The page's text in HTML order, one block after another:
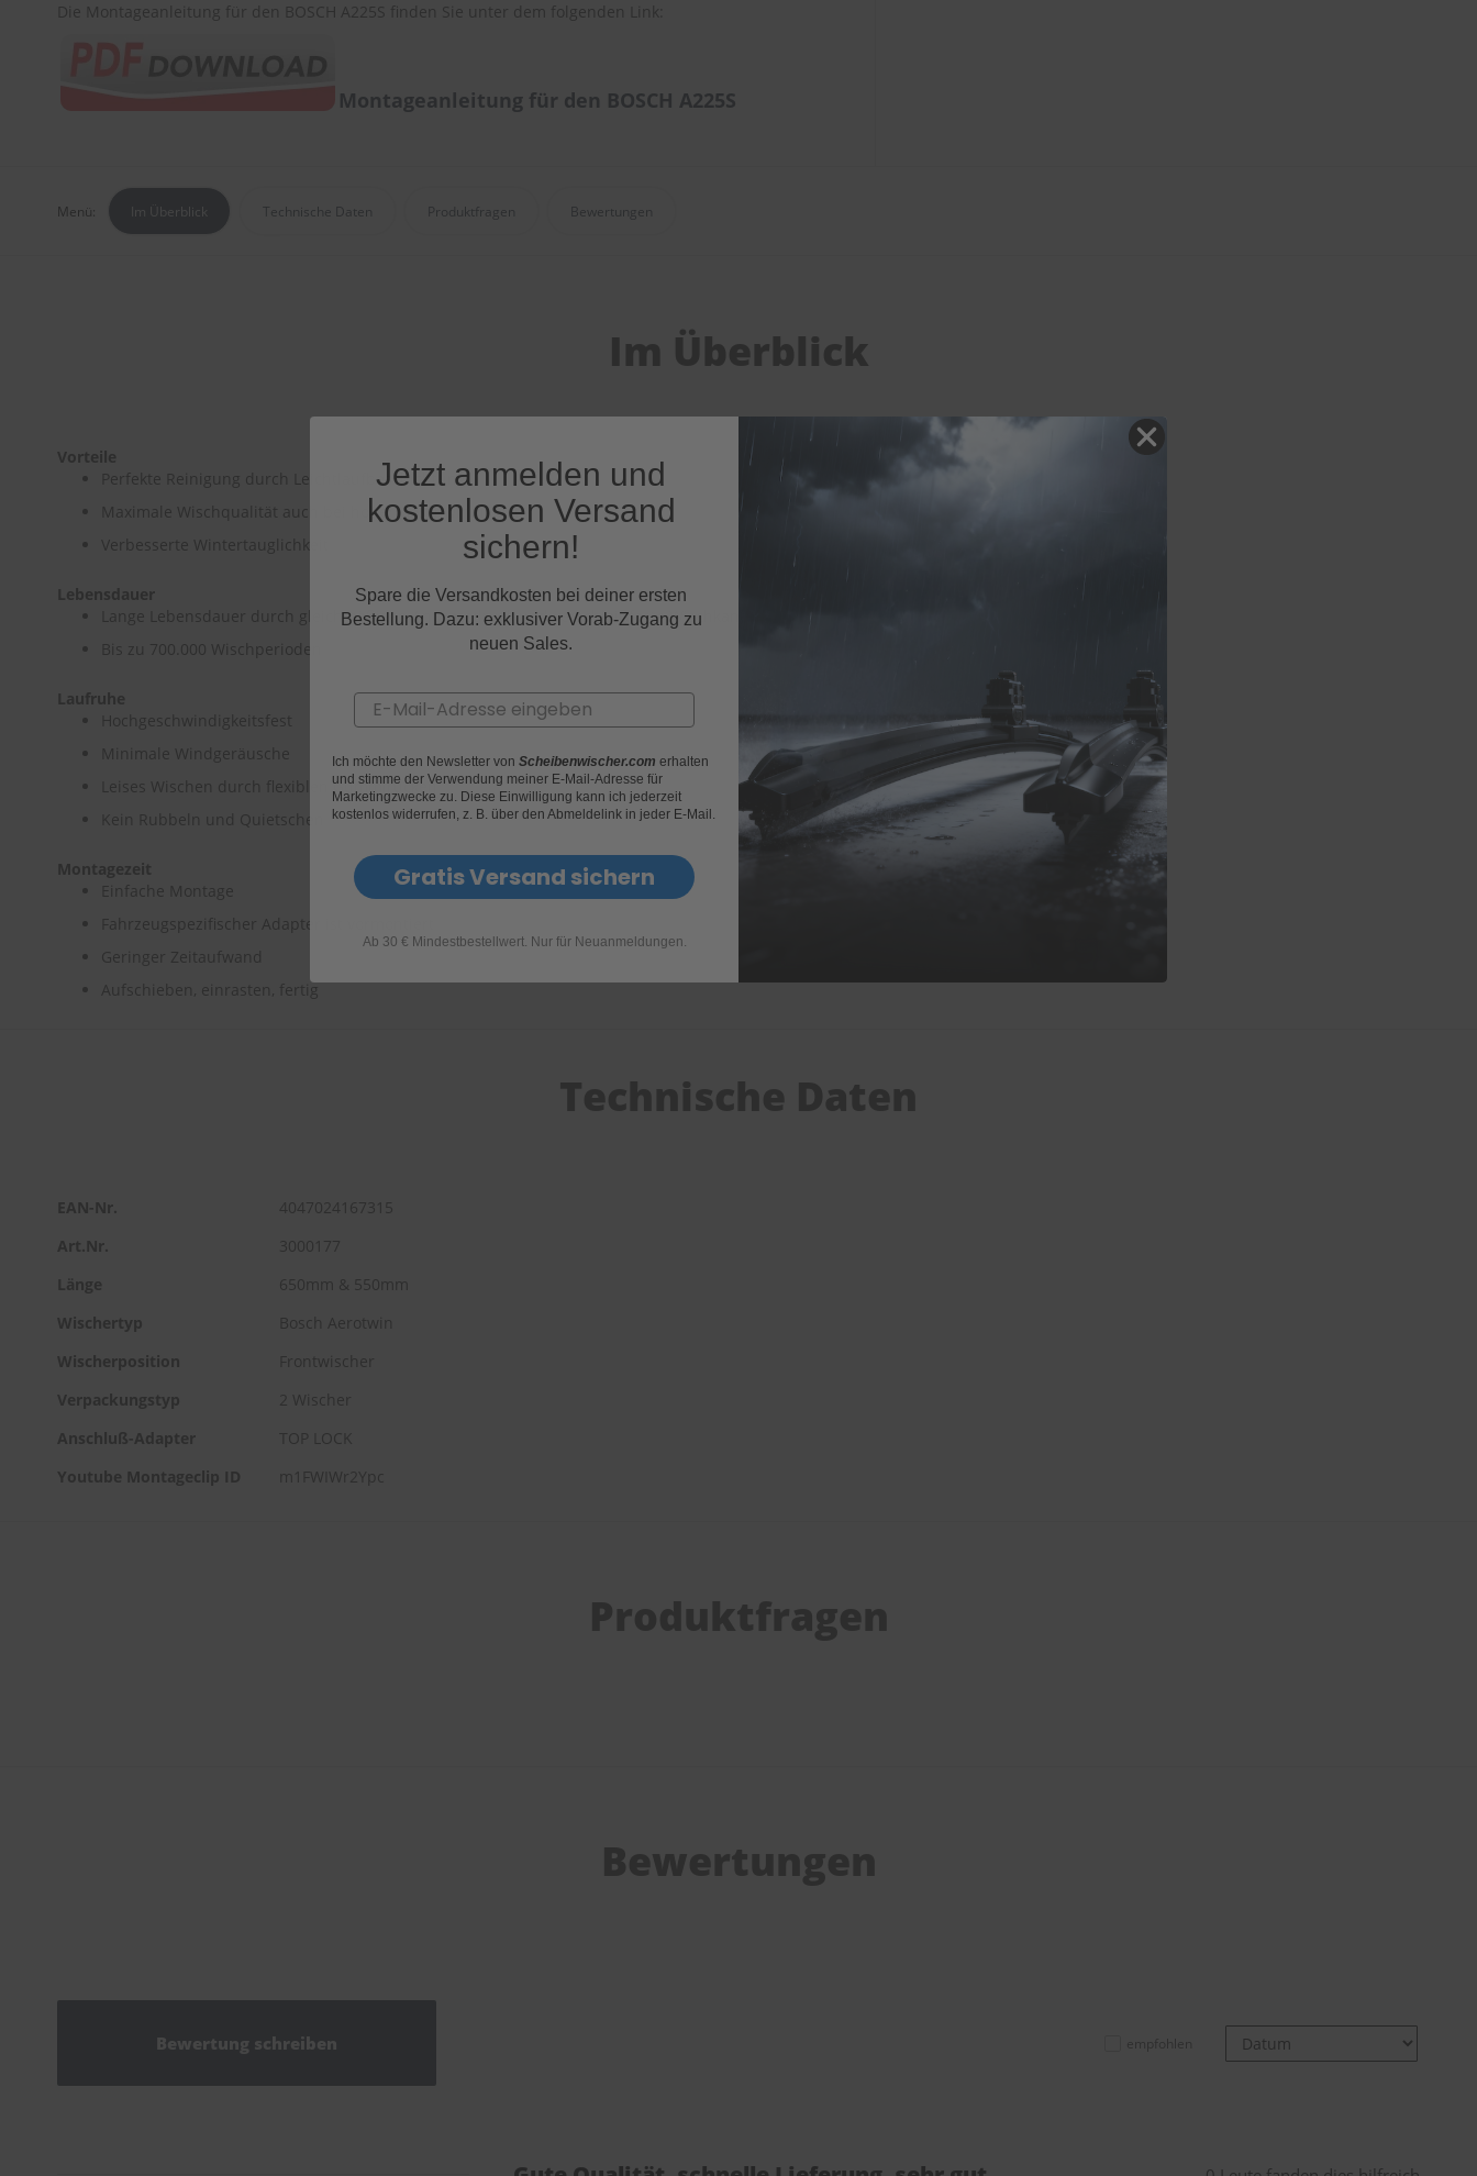
Die Montageanleitung für den BOSCH A225S finden Sie unter dem folgenden Link:
Montageanleitung für den BOSCH A225S
Menü: Im Überblick Technische Daten Produktfragen Bewertungen
Im Überblick
Vorteile
Perfekte Reinigung durch Leichtlaufbeschichtung
Maximale Wischqualität auch bei hoher Geschwindigkeit
Verbesserte Wintertauglichkeit
Lebensdauer
Lange Lebensdauer durch gleichmäßigen Anpressdruck und verschleißfeste Wischkante
Bis zu 700.000 Wischperioden
Laufruhe
Hochgeschwindigkeitsfest
Minimale Windgeräusche
Leises Wischen durch flexiblen Gummirücken
Kein Rubbeln und Quietschen
Montagezeit
Einfache Montage
Fahrzeugspezifischer Adapter ist vormontiert
Geringer Zeitaufwand
Aufschieben, einrasten, fertig
Technische Daten
EAN-Nr.
4047024167315
Art.Nr.
3000177
Länge
650mm & 550mm
Wischertyp
Bosch Aerotwin
Wischerposition
Frontwischer
Verpackungstyp
2 Wischer
Anschluß-Adapter
TOP LOCK
Youtube Montageclip ID
m1FWIWr2Ypc
Produktfragen
Bewertungen
Bewertung schreiben
Jetzt anmelden und
kostenlosen Versand
sichern!
Spare die Versandkosten bei deiner ersten
Bestellung. Dazu: exklusiver Vorab-Zugang zu
neuen Sales.
Email
Ich möchte den Newsletter von Scheibenwischer.com erhalten
und stimme der Verwendung meiner E-Mail-Adresse für
Marketingzwecke zu. Diese Einwilligung kann ich jederzeit
kostenlos widerrufen, z. B. über den Abmeldelink in jeder E-Mail.
Gratis Versand sichern
Ab 30 € Mindestbestellwert. Nur für Neuanmeldungen.